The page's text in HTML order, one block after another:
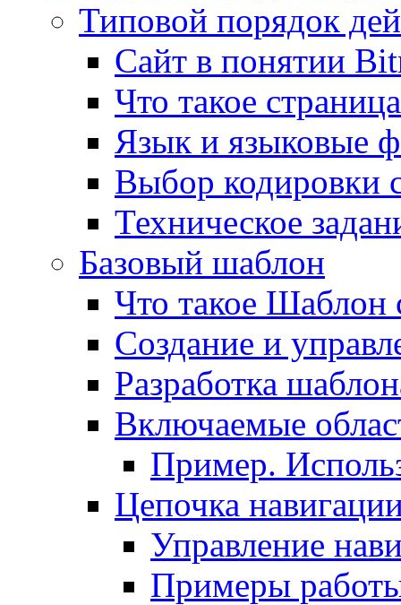
Типовой порядок
Сайт в понятии
Что такое страница
Язык и языковые
Выбор кодировки
Техническое
Базовый шаблон
Что такое Шаблон
Создание и
Разработка
Включаемые
Пример.
Цепочка
Управление
Примеры